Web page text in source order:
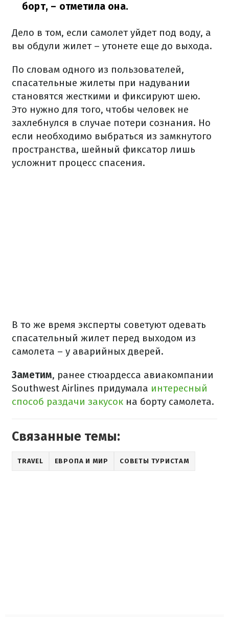
борт, – отметила она.
Дело в том, если самолет уйдет под воду, а
вы обдули жилет – утонете еще до выхода.
По словам одного из пользователей,
спасательные жилеты при надувании
становятся жесткими и фиксируют шею.
Это нужно для того, чтобы человек не
захлебнулся в случае потери сознания. Но
если необходимо выбраться из замкнутого
пространства, шейный фиксатор лишь
усложнит процесс спасения.
В то же время эксперты советуют одевать
спасательный жилет перед выходом из
самолета – у аварийных дверей.
Заметим, ранее стюардесса авиакомпании
Southwest Airlines придумала интересный
способ раздачи закусок на борту самолета.
Связанные темы:
TRAVEL ЕВРОПА И МИР СОВЕТЫ ТУРИСТАМ